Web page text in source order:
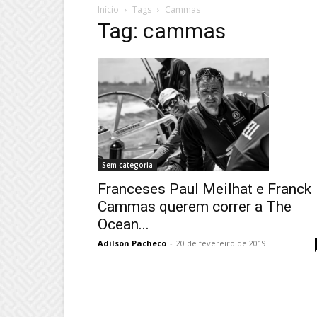
Início Tags Cammas
Tag: cammas
Sem categoria
Franceses Paul Meilhat e Franck
Cammas querem correr a The
Ocean...
Adilson Pacheco - 20 de fevereiro de 2019